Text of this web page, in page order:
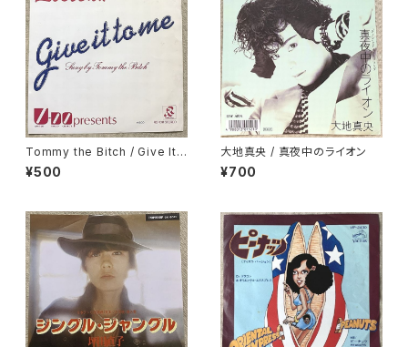
Tommy the Bitch / Give It
To Me
¥500
大地真央 / 真夜中のライオン
¥700